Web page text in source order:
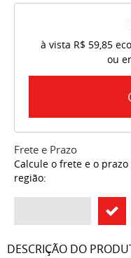
à vista R$ 59,85
ou
Frete e Prazo
Calcule o frete e o
região:
DESCRIÇÃO DO